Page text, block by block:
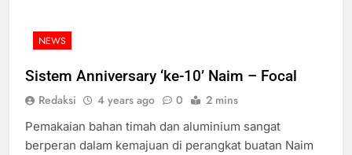
NEWS
Sistem Anniversary ‘ke-10’ Naim – Focal
Redaksi 4 years ago 0 2 mins
Pemakaian bahan timah dan aluminium sangat
berperan dalam kemajuan di perangkat buatan Naim